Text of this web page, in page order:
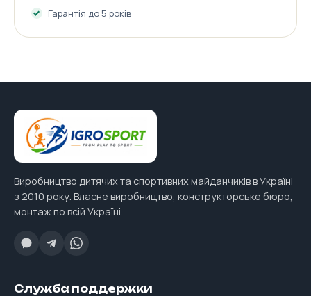
Гарантія до 5 років
Виробництво дитячих та спортивних майданчиків в Україні
з 2010 року. Власне виробництво, конструкторське бюро,
монтаж по всій Україні.
Служба поддержки